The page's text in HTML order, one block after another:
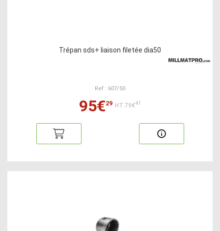
Trépan sds+ liaison filetée dia50
Ref : 607/50
95€29 HT:79€41